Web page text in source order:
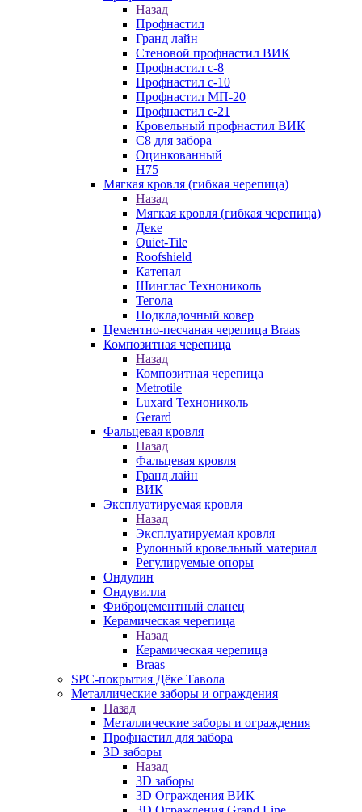
Назад
Профнастил
Гранд лайн
Стеновой профнастил ВИК
Профнастил с-8
Профнастил с-10
Профнастил МП-20
Профнастил с-21
Кровельный профнастил ВИК
С8 для забора
Оцинкованный
Н75
Мягкая кровля (гибкая черепица)
Назад
Мягкая кровля (гибкая черепица)
Деке
Quiet-Tile
Roofshield
Катепал
Шинглас Технониколь
Тегола
Подкладочный ковер
Цементно-песчаная черепица Braas
Композитная черепица
Назад
Композитная черепица
Metrotile
Luxard Технониколь
Gerard
Фальцевая кровля
Назад
Фальцевая кровля
Гранд лайн
ВИК
Эксплуатируемая кровля
Назад
Эксплуатируемая кровля
Рулонный кровельный материал
Регулируемые опоры
Ондулин
Ондувилла
Фиброцементный сланец
Керамическая черепица
Назад
Керамическая черепица
Braas
SPC-покрытия Дёке Тавола
Металлические заборы и ограждения
Назад
Металлические заборы и ограждения
Профнастил для забора
3D заборы
Назад
3D заборы
3D Ограждения ВИК